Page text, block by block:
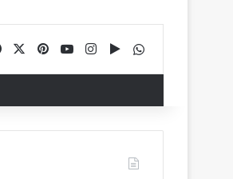
FacebookPinterestYouTubeInstagram
Google Play